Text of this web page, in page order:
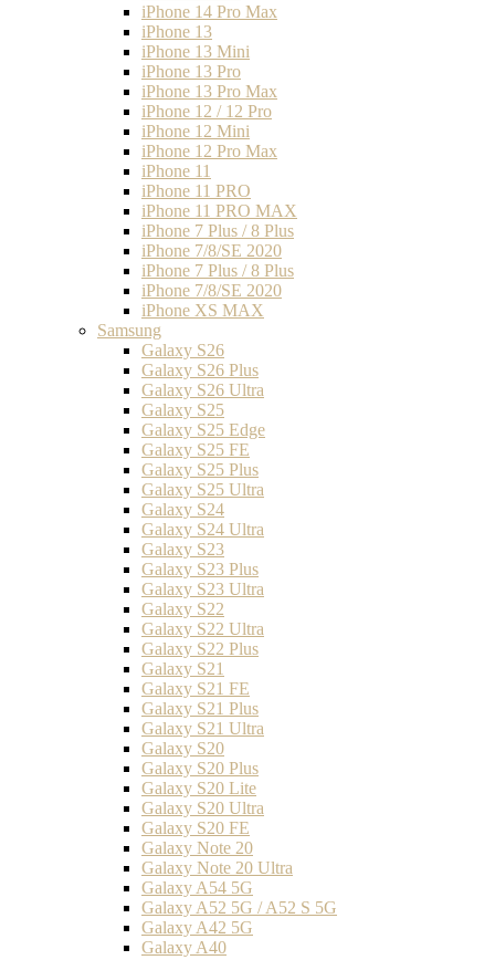
iPhone 14 Pro Max
iPhone 13
iPhone 13 Mini
iPhone 13 Pro
iPhone 13 Pro Max
iPhone 12 / 12 Pro
iPhone 12 Mini
iPhone 12 Pro Max
iPhone 11
iPhone 11 PRO
iPhone 11 PRO MAX
iPhone 7 Plus / 8 Plus
iPhone 7/8/SE 2020
iPhone 7 Plus / 8 Plus
iPhone 7/8/SE 2020
iPhone XS MAX
Samsung
Galaxy S26
Galaxy S26 Plus
Galaxy S26 Ultra
Galaxy S25
Galaxy S25 Edge
Galaxy S25 FE
Galaxy S25 Plus
Galaxy S25 Ultra
Galaxy S24
Galaxy S24 Ultra
Galaxy S23
Galaxy S23 Plus
Galaxy S23 Ultra
Galaxy S22
Galaxy S22 Ultra
Galaxy S22 Plus
Galaxy S21
Galaxy S21 FE
Galaxy S21 Plus
Galaxy S21 Ultra
Galaxy S20
Galaxy S20 Plus
Galaxy S20 Lite
Galaxy S20 Ultra
Galaxy S20 FE
Galaxy Note 20
Galaxy Note 20 Ultra
Galaxy A54 5G
Galaxy A52 5G / A52 S 5G
Galaxy A42 5G
Galaxy A40